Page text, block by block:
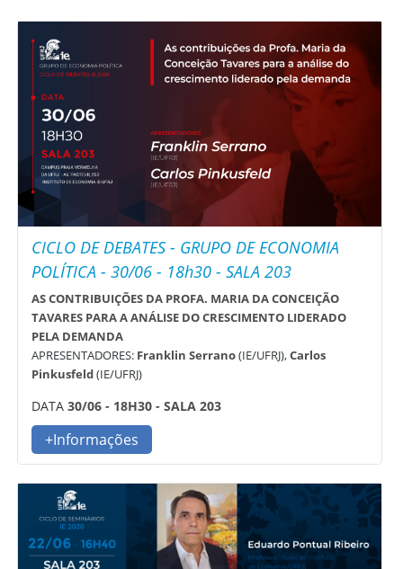
CICLO DE DEBATES - GRUPO DE ECONOMIA
POLÍTICA - 30/06 - 18h30 - SALA 203
AS CONTRIBUIÇÕES DA PROFA. MARIA DA CONCEIÇÃO
TAVARES PARA A ANÁLISE DO CRESCIMENTO LIDERADO
PELA DEMANDA
APRESENTADORES: Franklin Serrano(IE/UFRJ),Carlos
Pinkusfeld(IE/UFRJ)
DATA30/06 - 18H30 - SALA 203
+Informações